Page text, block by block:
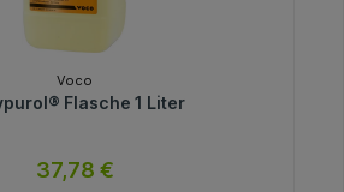
Voco
Flasche 1 Liter
37,78 €